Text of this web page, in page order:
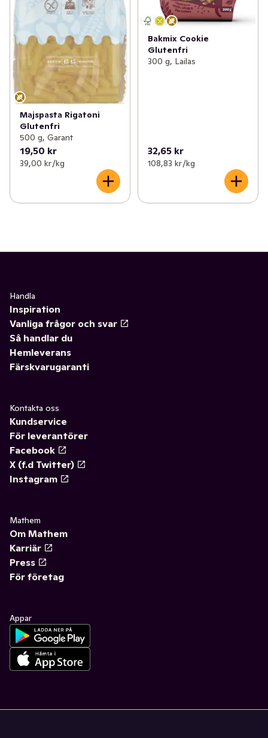
Majspasta Rigatoni
Glutenfri
500 g, Garant
19,50 kr
39,00 kr /kg
Bakmix Cookie
Glutenfri
300 g, Lailas
32,65 kr
108,83 kr /kg
Handla
Inspiration
Vanliga frågor och svar
Så handlar du
Hemleverans
Färskvarugaranti
Kontakta oss
Kundservice
För leverantörer
Facebook
X (f.d Twitter)
Instagram
Mathem
Om Mathem
Karriär
Press
För företag
Appar